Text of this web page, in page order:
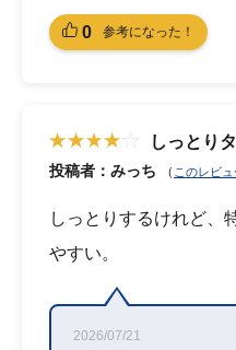
0 参考になった！
しっとり
投稿者：みっち （ このレビ
しっとりするけれど、
やすい。
2026/07/21